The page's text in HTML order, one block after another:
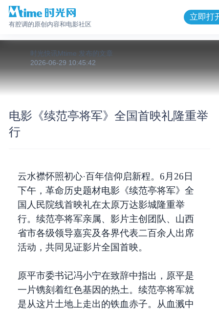
有腔调的原创内容和电影社区
立即打
时光快讯Mtime 发布的 文章
2026-06-29 10:45:42
电影《续范亭将军》全国首映礼隆重举
行
云水襟怀照初心·百年信仰启新程。6月26日
下午，革命历史题材电影《续范亭将军》全
国人民院线首映礼在太原万达影城隆重举
行。续范亭将军亲属、影片主创团队、山西
省市各级领导嘉宾及各界代表二百余人出席
活动，共同见证影片全国首映。
原平市委书记冯小宁在致辞中指出，原平是
一片镌刻着红色基因的热土。续范亭将军就
是从这片土地上走出的铁血赤子。从血溅中